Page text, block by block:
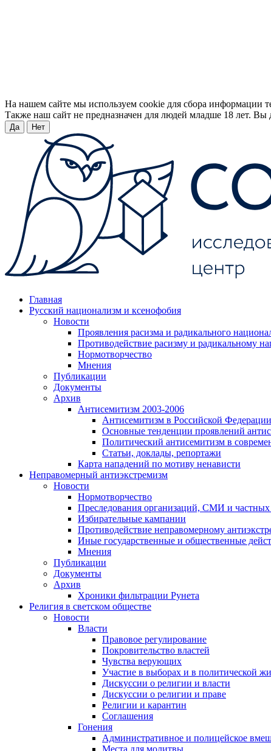
На нашем сайте мы используем cookie для сбора информации
Также наш сайт не предназначен для людей младше 18 лет. Вы
Да Нет
Главная
Русский национализм и ксенофобия
Новости
Проявления расизма и радикального
Противодействие расизму и радикальному
Нормотворчество
Мнения
Публикации
Документы
Архив
Антисемитизм 2003-2006
Антисемитизм в Российской Федерации
Основные тенденции проявлений
Политический антисемитизм в
Статьи, доклады, репортажи
Карта нападений по мотиву ненависти
Неправомерный антиэкстремизм
Новости
Нормотворчество
Преследования организаций, СМИ и
Избирательные кампании
Противодействие неправомерному
Иные государственные и общественные
Мнения
Публикации
Документы
Архив
Хроники фильтрации Рунета
Религия в светском обществе
Новости
Власти
Правовое регулирование
Покровительство властей
Чувства верующих
Участие в выборах и в политической
Дискуссии о религии и власти
Дискуссии о религии и праве
Религии и карантин
Соглашения
Гонения
Административное и полицейское